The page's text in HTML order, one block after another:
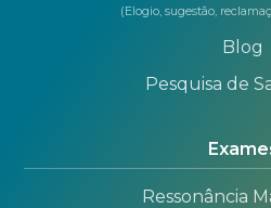
(Elogio, sugestão,
Blog
Pesquisa de
Ressonância